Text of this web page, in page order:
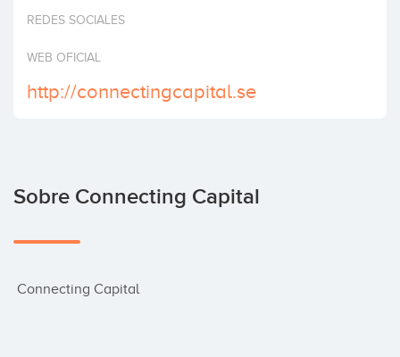
Invertir
REDES SOCIALES
WEB OFICIAL
http://connectingcapital.se
Sobre Connecting Capital
Connecting Capital